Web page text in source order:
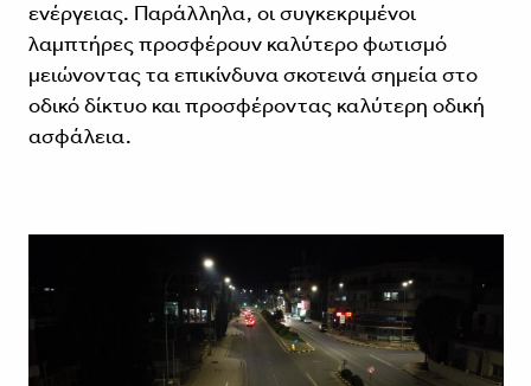
ενέργειας. Παράλληλα, οι συγκεκριμένοι
λαμπτήρες προσφέρουν καλύτερο φωτισμό
μειώνοντας τα επικίνδυνα σκοτεινά σημεία στο
οδικό δίκτυο και προσφέροντας καλύτερη οδική
ασφάλεια.